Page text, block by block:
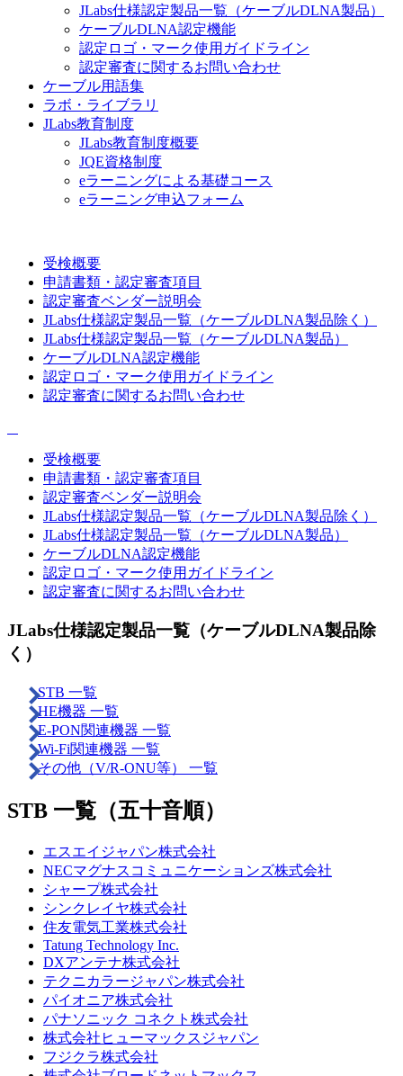
JLabs仕様認定製品一覧（ケーブルDLNA製品）
ケーブルDLNA認定機能
認定ロゴ・マーク使用ガイドライン
認定審査に関するお問い合わせ
ケーブル用語集
ラボ・ライブラリ
JLabs教育制度
JLabs教育制度概要
JQE資格制度
eラーニングによる基礎コース
eラーニング申込フォーム
受検概要
申請書類・認定審査項目
認定審査ベンダー説明会
JLabs仕様認定製品一覧（ケーブルDLNA製品除く）
JLabs仕様認定製品一覧（ケーブルDLNA製品）
ケーブルDLNA認定機能
認定ロゴ・マーク使用ガイドライン
認定審査に関するお問い合わせ
受検概要
申請書類・認定審査項目
認定審査ベンダー説明会
JLabs仕様認定製品一覧（ケーブルDLNA製品除く）
JLabs仕様認定製品一覧（ケーブルDLNA製品）
ケーブルDLNA認定機能
認定ロゴ・マーク使用ガイドライン
認定審査に関するお問い合わせ
JLabs仕様認定製品一覧（ケーブルDLNA製品除
く）
STB 一覧
HE機器 一覧
E-PON関連機器 一覧
Wi-Fi関連機器 一覧
その他（V/R-ONU等） 一覧
STB 一覧（五十音順）
エスエイジャパン株式会社
NECマグナスコミュニケーションズ株式会社
シャープ株式会社
シンクレイヤ株式会社
住友電気工業株式会社
Tatung Technology Inc.
DXアンテナ株式会社
テクニカラージャパン株式会社
パイオニア株式会社
パナソニック コネクト株式会社
株式会社ヒューマックスジャパン
フジクラ株式会社